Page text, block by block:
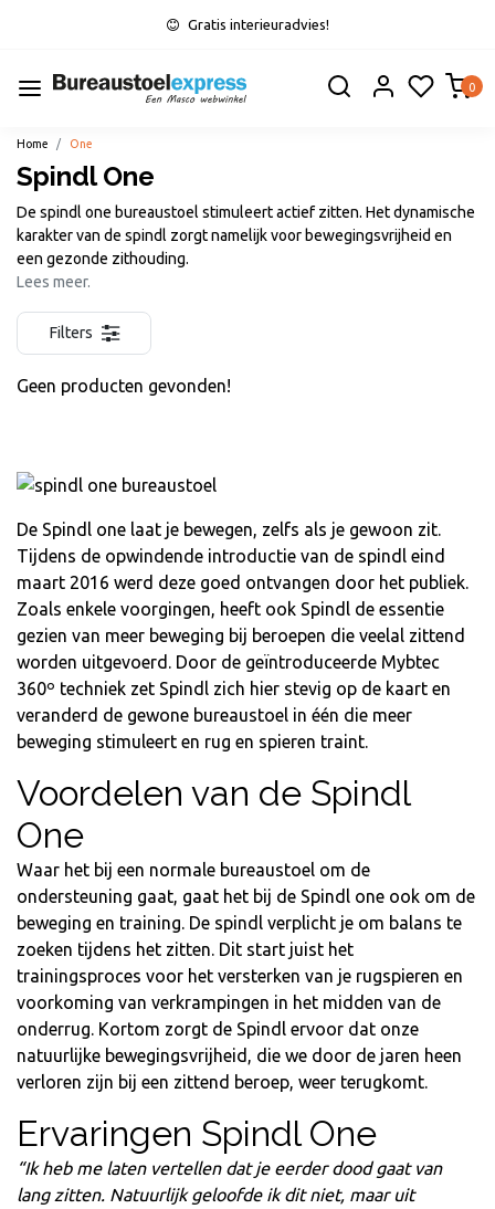
Gratis interieuradvies!
0
Home One
Spindl One
De spindl one bureaustoel stimuleert actief zitten. Het dynamische
karakter van de spindl zorgt namelijk voor bewegingsvrijheid en
een gezonde zithouding.
Lees meer.
Filters
Geen producten gevonden!
De Spindl one laat je bewegen, zelfs als je gewoon zit.
Tijdens de opwindende introductie van de spindl eind
maart 2016 werd deze goed ontvangen door het publiek.
Zoals enkele voorgingen, heeft ook Spindl de essentie
gezien van meer beweging bij beroepen die veelal zittend
worden uitgevoerd. Door de geïntroduceerde Mybtec
360º techniek zet Spindl zich hier stevig op de kaart en
veranderd de gewone bureaustoel in één die meer
beweging stimuleert en rug en spieren traint.
Voordelen van de Spindl
One
Waar het bij een normale bureaustoel om de
ondersteuning gaat, gaat het bij de Spindl one ook om de
beweging en training. De spindl verplicht je om balans te
zoeken tijdens het zitten. Dit start juist het
trainingsproces voor het versterken van je rugspieren en
voorkoming van verkrampingen in het midden van de
onderrug. Kortom zorgt de Spindl ervoor dat onze
natuurlijke bewegingsvrijheid, die we door de jaren heen
verloren zijn bij een zittend beroep, weer terugkomt.
Ervaringen Spindl One
“Ik heb me laten vertellen dat je eerder dood gaat van
lang zitten. Natuurlijk geloofde ik dit niet, maar uit